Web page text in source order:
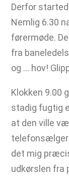
Derfor
Nemlig 6.30
førermøde.
fra
og … hov!
Klokken 9.00
stadig fugtig
at den ville
det mig
udkørslen fra